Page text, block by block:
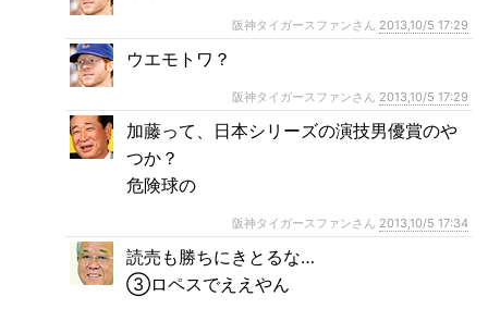
阪神タイガースファンさん 2013,10/5 17:29
ウエモトワ？
阪神タイガースファンさん 2013,10/5 17:29
加藤って、日本シリーズの演技男優賞のや
つか？
危険球の
阪神タイガースファンさん 2013,10/5 17:34
読売も勝ちにきとるな…
③ロペスでええやん